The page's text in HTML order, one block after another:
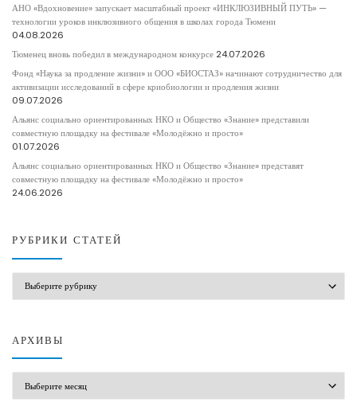
АНО «Вдохновение» запускает масштабный проект «ИНКЛЮЗИВНЫЙ ПУТЬ» —
технологии уроков инклюзивного общения в школах города Тюмени
04.08.2026
Тюменец вновь победил в международном конкурсе 24.07.2026
Фонд «Наука за продление жизни» и ООО «БИОСТАЗ» начинают сотрудничество для
активизации исследований в сфере криобиологии и продления жизни
09.07.2026
Альянс социально ориентированных НКО и Общество «Знание» представили
совместную площадку на фестивале «Молодёжно и просто»
01.07.2026
Альянс социально ориентированных НКО и Общество «Знание» представят
совместную площадку на фестивале «Молодёжно и просто»
24.06.2026
РУБРИКИ СТАТЕЙ
АРХИВЫ